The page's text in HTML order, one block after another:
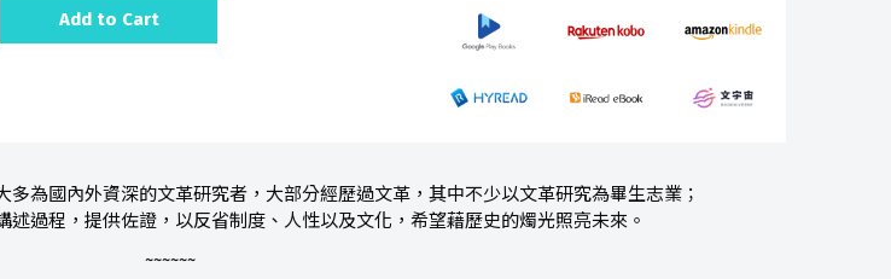
Add to Cart
為國內外資深的文革研究者，大部分經歷過文革，其中不少以文革研究為畢生志業；
過程，提供佐證，以反省制度、人性以及文化，希望藉歷史的燭光照亮未來。
~~~~~~